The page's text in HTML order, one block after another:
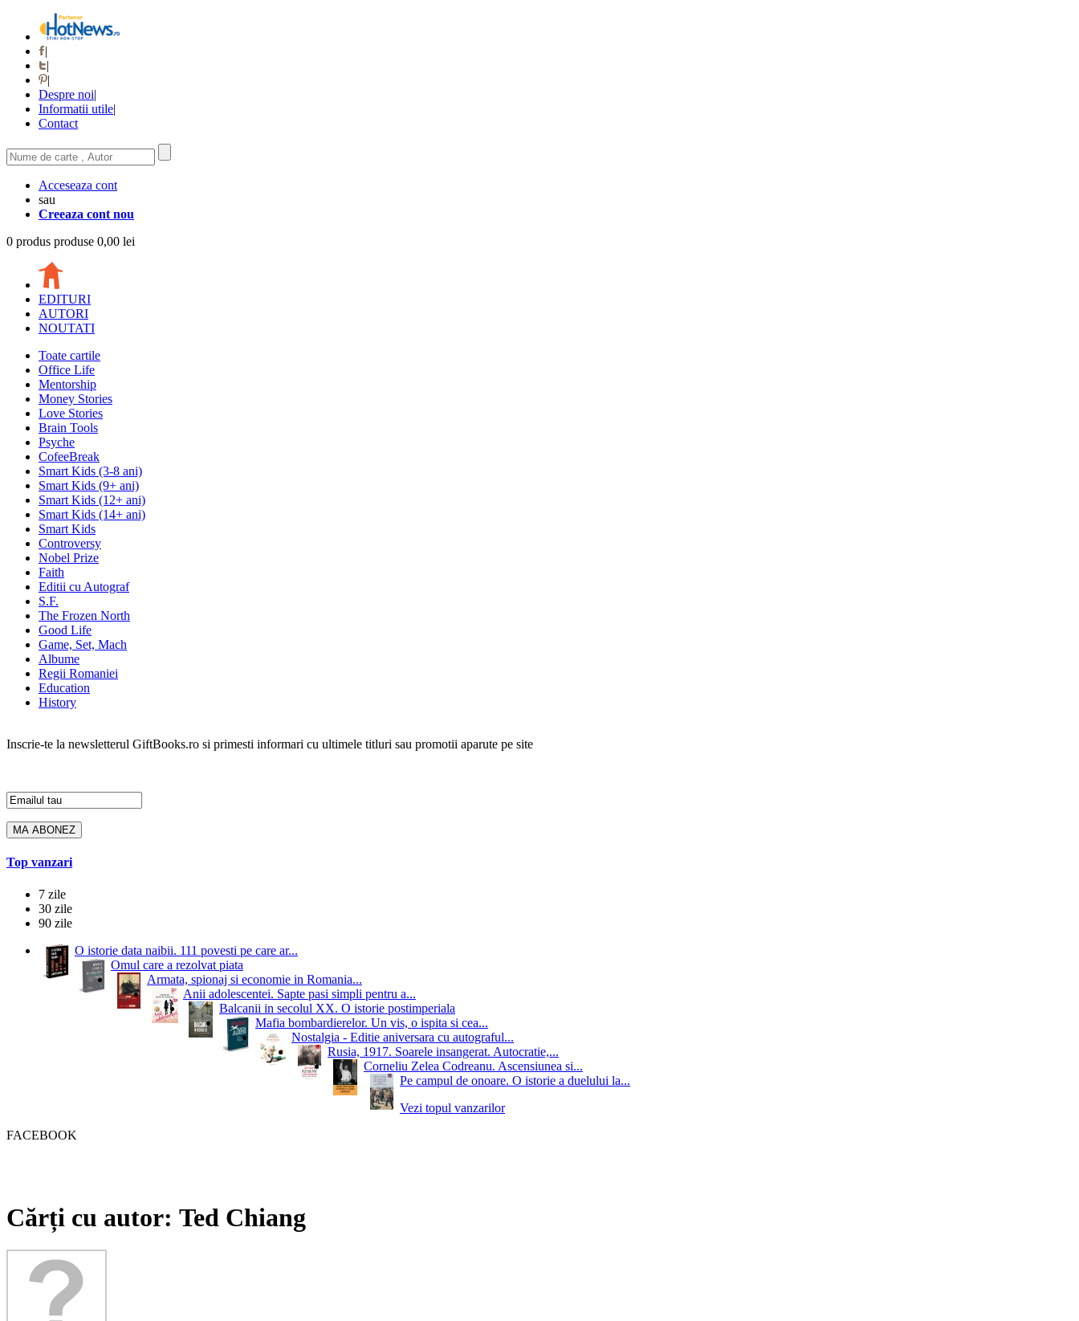
|
|
|
Despre noi|
Informatii utile|
Contact
Acceseaza cont
sau
Creeaza cont nou
0 produs produse 0,00 lei
EDITURI
AUTORI
NOUTATI
Toate cartile
Office Life
Mentorship
Money Stories
Love Stories
Brain Tools
Psyche
CofeeBreak
Smart Kids (3-8 ani)
Smart Kids (9+ ani)
Smart Kids (12+ ani)
Smart Kids (14+ ani)
Smart Kids
Controversy
Nobel Prize
Faith
Editii cu Autograf
S.F.
The Frozen North
Good Life
Game, Set, Mach
Albume
Regii Romaniei
Education
History
Inscrie-te la newsletterul GiftBooks.ro si primesti informari cu ultimele titluri sau promotii aparute pe site
Top vanzari
7 zile
30 zile
90 zile
O istorie data naibii. 111 povesti pe care ar...
Omul care a rezolvat piata
Armata, spionaj si economie in Romania...
Anii adolescentei. Sapte pasi simpli pentru a...
Balcanii in secolul XX. O istorie postimperiala
Mafia bombardierelor. Un vis, o ispita si cea...
Nostalgia - Editie aniversara cu autograful...
Rusia, 1917. Soarele insangerat. Autocratie,...
Corneliu Zelea Codreanu. Ascensiunea si...
Pe campul de onoare. O istorie a duelului la...
Vezi topul vanzarilor
FACEBOOK
Cărți cu autor: Ted Chiang